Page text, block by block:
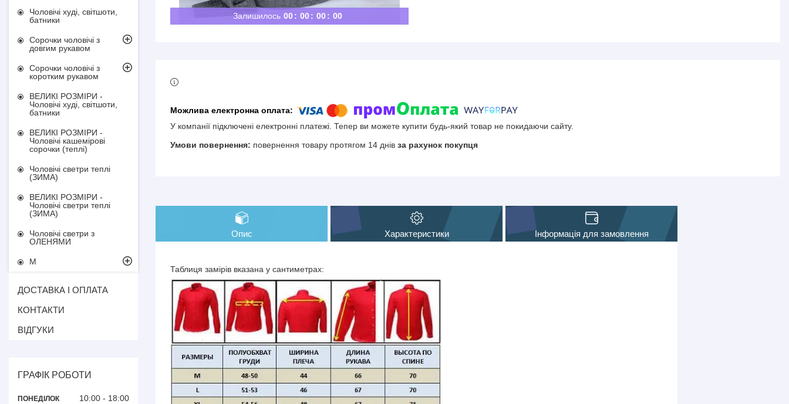
Залишилось 00 00 00 00
У компанії підключені електронні платежі. Тепер ви можете купити будь-який товар не покидаючи сайту.
повернення товару протягом 14 днів за рахунок покупця
Опис Характеристики Інформація для замовлення
Таблиця замірів вказана у сантиметрах:
Чоловічі худі, світшоти,
батники
Сорочки чоловічі з
довгим рукавом
Сорочки чоловічі з
коротким рукавом
ВЕЛИКІ РОЗМІРИ -
Чоловічі худі, світшоти,
батники
ВЕЛИКІ РОЗМІРИ -
Чоловічі кашемірові
сорочки (теплі)
Чоловічі светри теплі
(ЗИМА)
ВЕЛИКІ РОЗМІРИ -
Чоловічі светри теплі
(ЗИМА)
Чоловічі светри з
ОЛЕНЯМИ
М
ДОСТАВКА І ОПЛАТА
КОНТАКТИ
ВІДГУКИ
ГРАФІК РОБОТИ
ПОНЕДІЛОК 10:00 18:00